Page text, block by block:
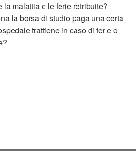
la malattia e le ferie retribuite?
la borsa di studio paga una certa
trattiene in caso di ferie o